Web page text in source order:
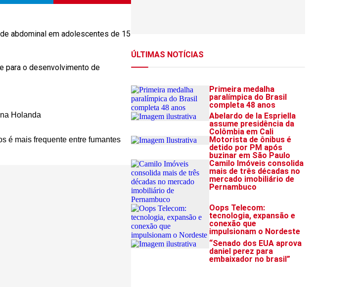
abdominal em adolescentes de 15
para o desenvolvimento de
é mais frequente entre fumantes